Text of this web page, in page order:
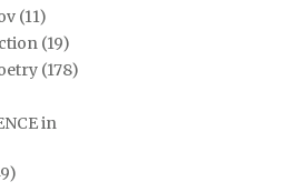
(11)
(19)
(178)
in